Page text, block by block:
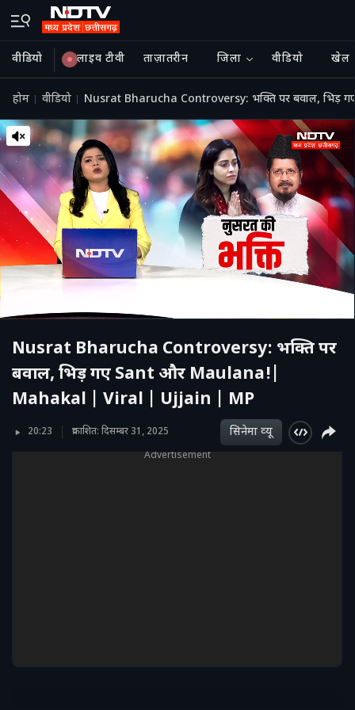
वीडियो लाइव टीवी ताज़ातरीन जिला वीडियो खेल
होम वीडियो Nusrat Bharucha Controversy: भक्ति पर बवाल,
Nusrat Bharucha Controversy: भक्ति पर
बवाल, भिड़ गए Sant और Maulana!|
Mahakal | Viral | Ujjain | MP
20:23 प्रकाशित: दिसम्बर 31, 2025 सिनेमा व्‍यू
Advertisement